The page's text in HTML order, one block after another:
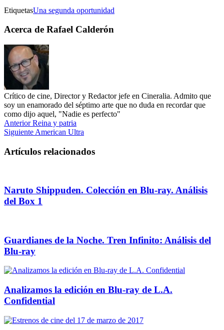
EtiquetasUna segunda oportunidad
Acerca de Rafael Calderón
Crítico de cine, Director y Redactor jefe en Cineralia. Admito que
soy un enamorado del séptimo arte que no duda en recordar que
como dijo aquel, "Nadie es perfecto"
AnteriorReina y patria
Siguiente American Ultra
Artículos relacionados
Naruto Shippuden. Colección en Blu-ray. Análisis
del Box 1
Guardianes de la Noche. Tren Infinito: Análisis del
Blu-ray
Analizamos la edición en Blu-ray de L.A.
Confidential